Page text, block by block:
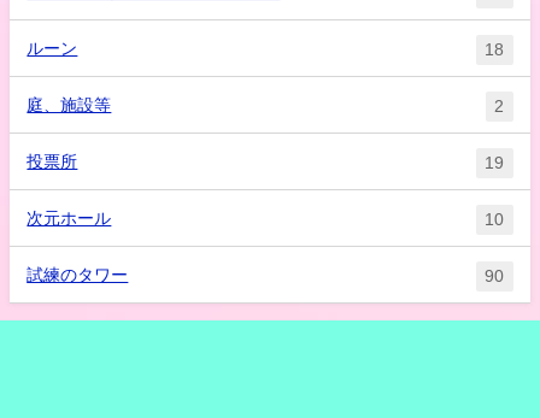
ルーン 18
庭、施設等 2
投票所 19
次元ホール 10
試練のタワー 90